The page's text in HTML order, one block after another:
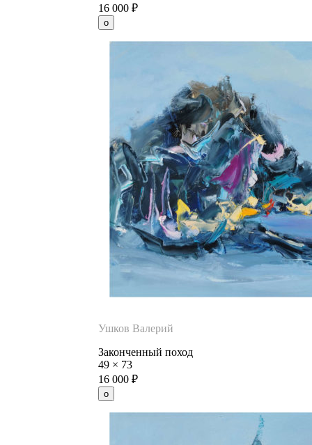
16 000 ₽
Ушков Валерий
Законченный поход
49 × 73
16 000 ₽